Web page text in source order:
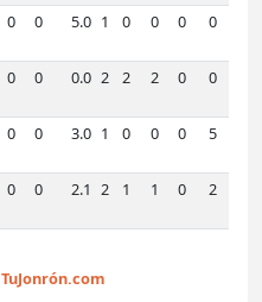
0 0 5.0 1 0 0 0 0
0 0 0.0 2 2 2 0 0
0 0 3.0 1 0 0 0 5
0 0 2.1 2 1 1 0 2
TuJonrón.com